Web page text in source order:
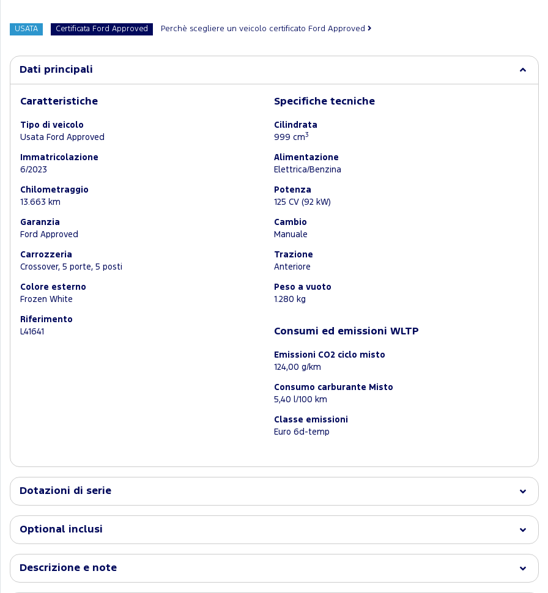
USATA Certificata Ford Approved Perchè scegliere un veicolo certificato Ford Approved
Dati principali
Caratteristiche
Tipo di veicolo
Usata Ford Approved
Immatricolazione
6/2023
Chilometraggio
13.663 km
Garanzia
Ford Approved
Carrozzeria
Crossover, 5 porte, 5 posti
Colore esterno
Frozen White
Riferimento
L41641
Specifiche tecniche
Cilindrata
999 cm3
Alimentazione
Elettrica/Benzina
Potenza
125 CV (92 kW)
Cambio
Manuale
Trazione
Anteriore
Peso a vuoto
1.280 kg
Consumi ed emissioni WLTP
Emissioni CO2 ciclo misto
124,00 g/km
Consumo carburante Misto
5,40 l/100 km
Classe emissioni
Euro 6d-temp
Dotazioni di serie
Optional inclusi
Descrizione e note